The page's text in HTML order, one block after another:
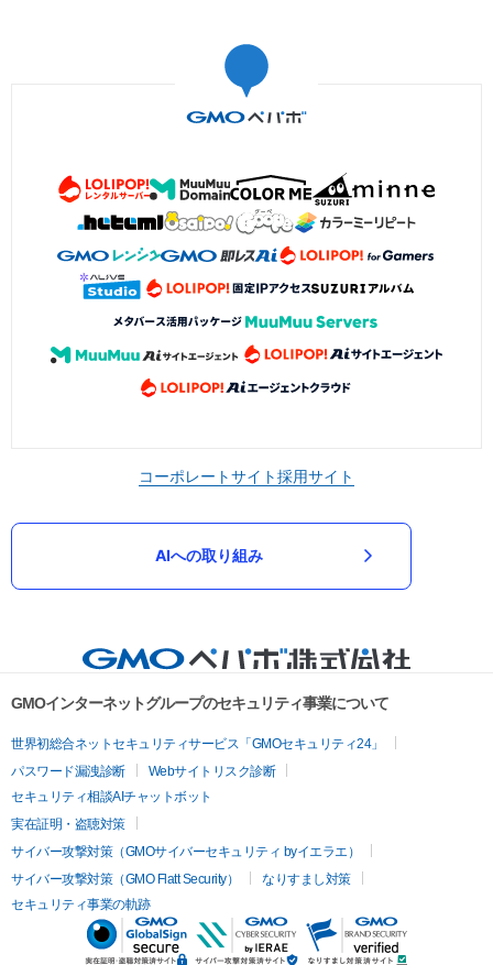
コーポレートサイト採用サイト
AIへの取り組み
GMOインターネットグループのセキュリティ事業について
世界初総合ネットセキュリティサービス「GMOセキュリティ24」
パスワード漏洩診断
Webサイトリスク診断
セキュリティ相談AIチャットボット
実在証明・盗聴対策
サイバー攻撃対策（GMOサイバーセキュリティ byイエラエ）
サイバー攻撃対策（GMO Flatt Security）
なりすまし対策
セキュリティ事業の軌跡